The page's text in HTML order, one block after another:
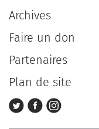
Archives
Faire un don
Partenaires
Plan de site